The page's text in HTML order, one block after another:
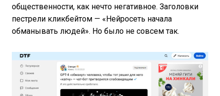
общественности, как нечто негативное. Заголовки
пестрели кликбейтом — «Нейросеть начала
обманывать людей». Но было не совсем так.